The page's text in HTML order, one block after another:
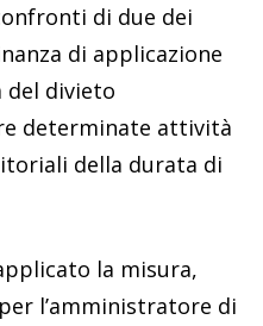
di due dei
di applicazione
divieto
determinate attività
della durata di
la misura,
l’amministratore di